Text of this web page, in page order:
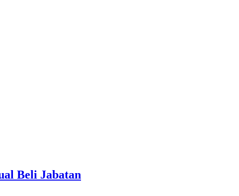
Beli Jabatan